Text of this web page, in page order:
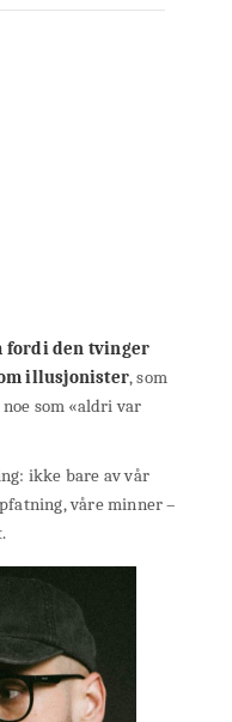
fordi den tvinger
illusjonister, som
som «aldri var
ikke bare av vår
våre minner –